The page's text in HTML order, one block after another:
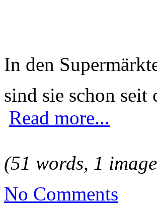
In den
sind sie schon
Read more...
(51 words, 1
No Comments